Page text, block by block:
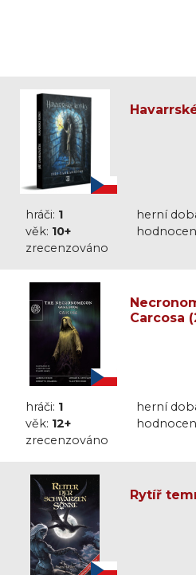
hráči: 1 herní
věk: 10+
zrecenzováno
Carcosa
hráči: 1 herní
věk: 12+
zrecenzováno
Rytíř